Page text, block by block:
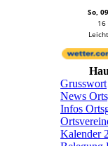
So,
16
Grusswort
News
Infos
Kalender